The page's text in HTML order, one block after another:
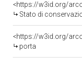
<https://w3id.org/
Stato di
<https://w3id.org/
porta